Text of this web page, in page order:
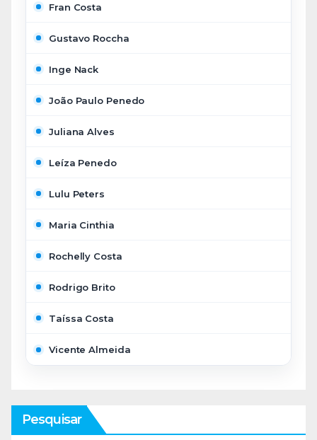
Fran Costa
Gustavo Roccha
Inge Nack
João Paulo Penedo
Juliana Alves
Leíza Penedo
Lulu Peters
Maria Cinthia
Rochelly Costa
Rodrigo Brito
Taíssa Costa
Vicente Almeida
Pesquisar